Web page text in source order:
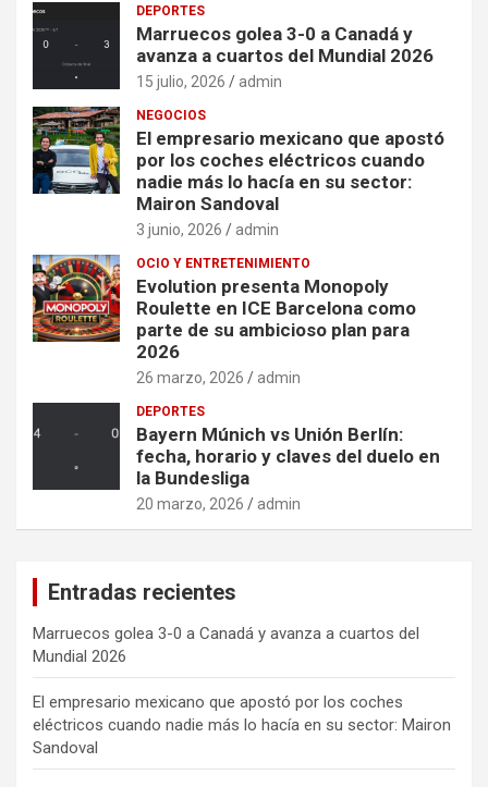
r
DEPORTES
Marruecos golea 3-0 a Canadá y
avanza a cuartos del Mundial 2026
15 julio, 2026 admin
NEGOCIOS
El empresario mexicano que apostó
por los coches eléctricos cuando
nadie más lo hacía en su sector:
Mairon Sandoval
3 junio, 2026 admin
OCIO Y ENTRETENIMIENTO
Evolution presenta Monopoly
Roulette en ICE Barcelona como
parte de su ambicioso plan para
2026
26 marzo, 2026 admin
DEPORTES
Bayern Múnich vs Unión Berlín:
fecha, horario y claves del duelo en
la Bundesliga
20 marzo, 2026 admin
Entradas recientes
Marruecos golea 3-0 a Canadá y avanza a cuartos del
Mundial 2026
El empresario mexicano que apostó por los coches
eléctricos cuando nadie más lo hacía en su sector: Mairon
Sandoval